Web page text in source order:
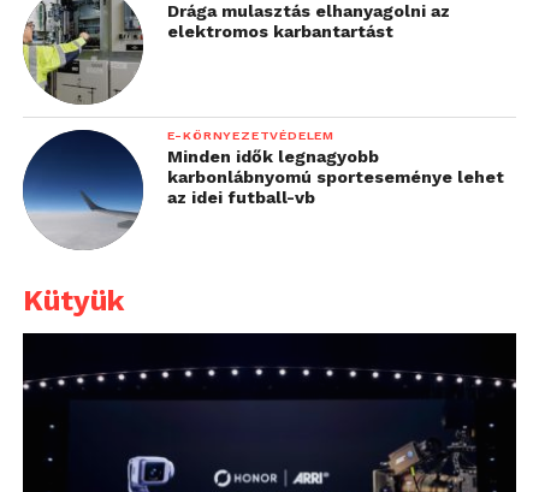
Drága mulasztás elhanyagolni az
elektromos karbantartást
E-KÖRNYEZETVÉDELEM
Minden idők legnagyobb
karbonlábnyomú sporteseménye lehet
az idei futball-vb
Kütyük